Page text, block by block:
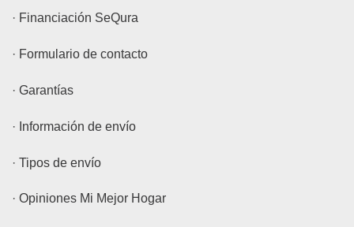
· Financiación SeQura
· Formulario de contacto
· Garantías
· Información de envío
· Tipos de envío
· Opiniones Mi Mejor Hogar